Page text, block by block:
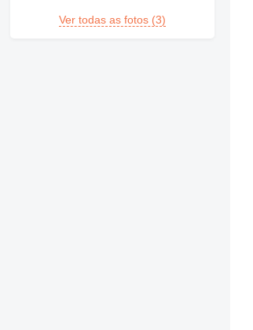
Ver todas as fotos (3)